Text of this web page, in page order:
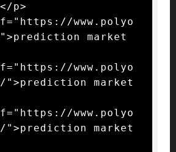
p>
www.polyo
market
www.polyo
market
www.polyo
market